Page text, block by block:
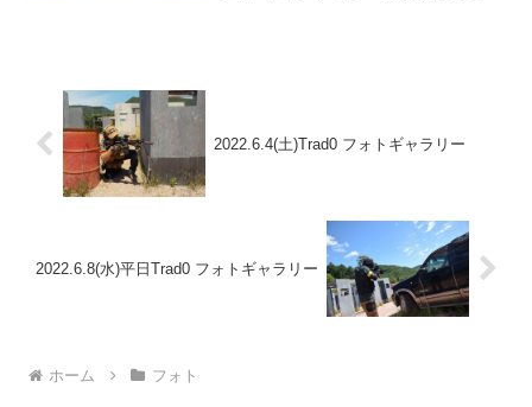
2022.6.4(土)Trad0 フォトギャラリー
2022.6.8(水)平日Trad0 フォトギャラリー
ホーム フォト